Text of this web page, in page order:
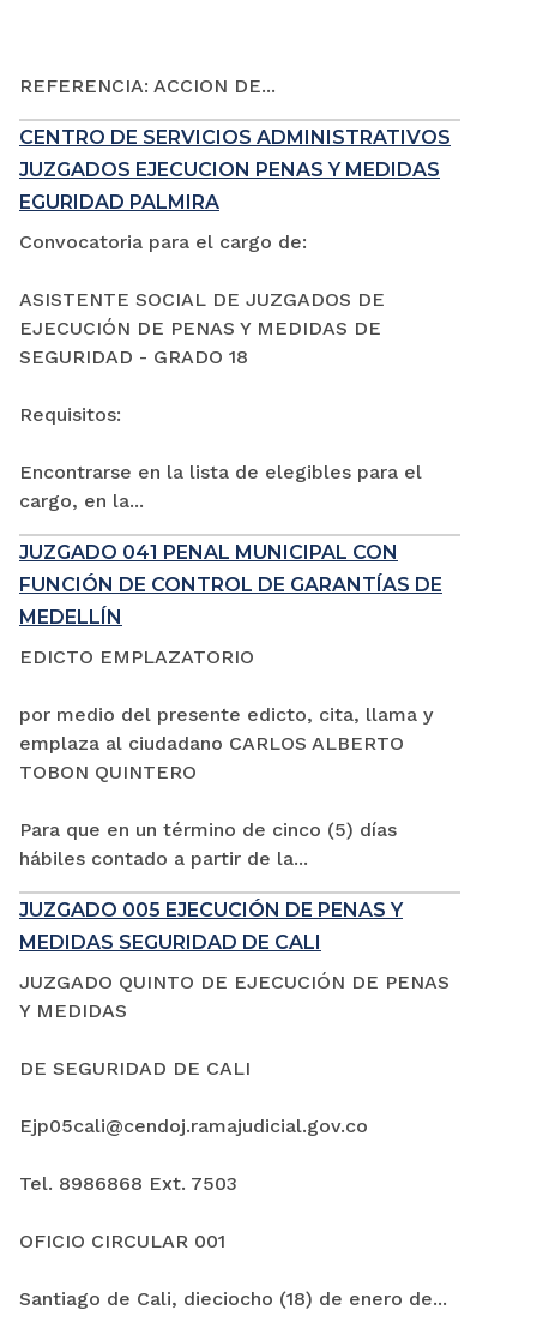
REFERENCIA: ACCION DE...
CENTRO DE SERVICIOS ADMINISTRATIVOS
JUZGADOS EJECUCION PENAS Y MEDIDAS
EGURIDAD PALMIRA
Convocatoria para el cargo de:
ASISTENTE SOCIAL DE JUZGADOS DE
EJECUCIÓN DE PENAS Y MEDIDAS DE
SEGURIDAD - GRADO 18
Requisitos:
Encontrarse en la lista de elegibles para el
cargo, en la...
JUZGADO 041 PENAL MUNICIPAL CON
FUNCIÓN DE CONTROL DE GARANTÍAS DE
MEDELLÍN
EDICTO EMPLAZATORIO
por medio del presente edicto, cita, llama y
emplaza al ciudadano CARLOS ALBERTO
TOBON QUINTERO
Para que en un término de cinco (5) días
hábiles contado a partir de la...
JUZGADO 005 EJECUCIÓN DE PENAS Y
MEDIDAS SEGURIDAD DE CALI
JUZGADO QUINTO DE EJECUCIÓN DE PENAS
Y MEDIDAS
DE SEGURIDAD DE CALI
Ejp05cali@cendoj.ramajudicial.gov.co
Tel. 8986868 Ext. 7503
OFICIO CIRCULAR 001
Santiago de Cali, dieciocho (18) de enero de...